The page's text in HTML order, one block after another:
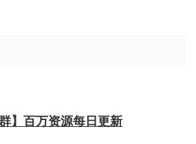
群】百万资源每日更新